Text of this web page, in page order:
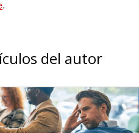
.
del autor